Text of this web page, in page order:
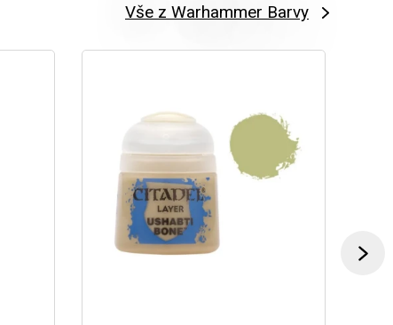
Vše z Warhammer Barvy